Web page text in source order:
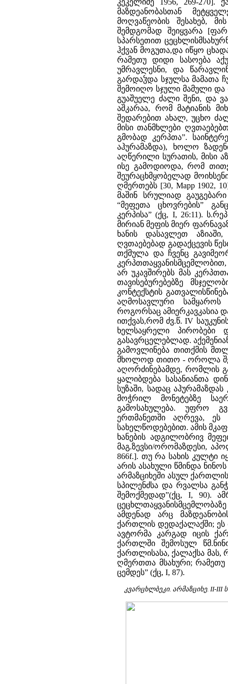
კეკელიძე 1956, 269-270].
მაზდეანობასთან
მოღვაწეობის შესახებ,
შემდგომად შეიყვარა
სპარსეთით
ჰქჳან მოგუთა,და იწყო
რამეთუ დიდი სასოება
უმრავლესნი, და
გარდაჴდა სჯულსა მამათა
შემოიღო სჯული მამული და
გუაშუელე ძალი შენი, და
აშკარაა, რომ მატიანის
შედარებით ახალ, უცხო
მისი თანმხლები
გმობად კერპთა”.
აჰურამაზდა), ხოლო
აღწერილი სურათის, მისი
ისე გამოდიოდა, რომ
შეურაცხმყობელად
ღმერთებს [30, Марр 1902,
მაშინ სრულიად
“მეფეთა ცხოვრების”
კერპისა” (ქც, I, 26:11).
მირიან მეფის მიერ
ხანის დასავლეთ
ღვთაებებად გადაქცევის
თქმულა და ჩვენც
არ უკავშირებს მას
თავისებურებებზე
კონტექსტის
აღმოსავლური სამყაროს
როგორსაც ამიერკავკასია
ითქვას,რომ ძვ.წ. IV
ხელსაყრელი პირობები
გასავრცელებლად.
გამოვლინება თითქმის
მხოლოდ თითო - ოროლა
აღორძინებამდე, რომლის
ყალიბდება სასანიანთა
სუზაში, სადაც
მოჭრილ მონეტებზე
გამოსახულება. უფრო
ერთმანეთში აღრევა, ეს
სახელწოდებებით. ამის
ხანების ადგილობრივ
მაგ.ზევსი/ორომაზდესი,
866f.]. თუ რა სახის კულტი
არის ასახული წმინდა
არმაზციხეში ასულ
სპილენძსა და რვალსა
შემოქმედად”(ქც, I, 90).
ცეცხლთაყვანისმცემლობაზე
ამდენად არც
ქართლის დედაქალაქში; ეს
ავტორმა კარგად იცის
ქართლში შემოსულ
ქართლისასა, ქალაქსა მას,
ღმერთთა მსახური; რამეთუ
ცემდეს” (ქც, I, 87).
კვარცხლბეკი. არმაზციხე. II-